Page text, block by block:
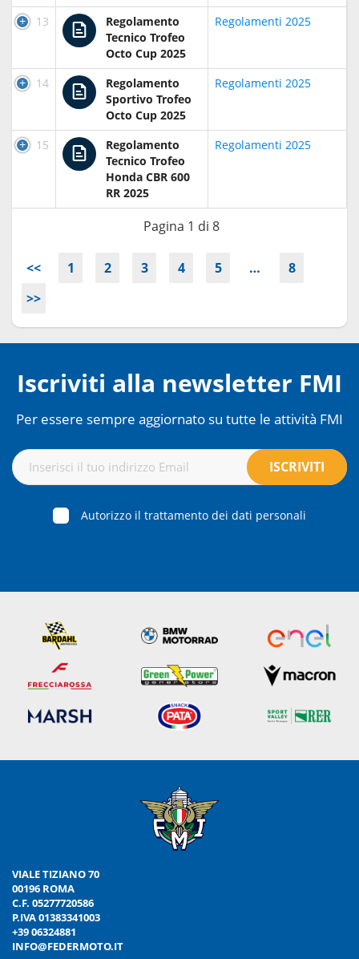
13
Regolamento
Tecnico Trofeo
Octo Cup 2025
Regolamenti 2025
14
Regolamento
Sportivo Trofeo
Octo Cup 2025
Regolamenti 2025
15
Regolamento
Tecnico Trofeo
Honda CBR 600
RR 2025
Regolamenti 2025
Pagina 1 di 8
<< 1 2 3 4 5 …
8
>>
Iscriviti alla newsletter FMI
Per essere sempre aggiornato su tutte le attività FMI
Autorizzo il trattamento dei dati personali
VIALE TIZIANO 70
00196 ROMA
C.F. 05277720586
P.IVA 01383341003
+39 06324881
INFO@FEDERMOTO.IT